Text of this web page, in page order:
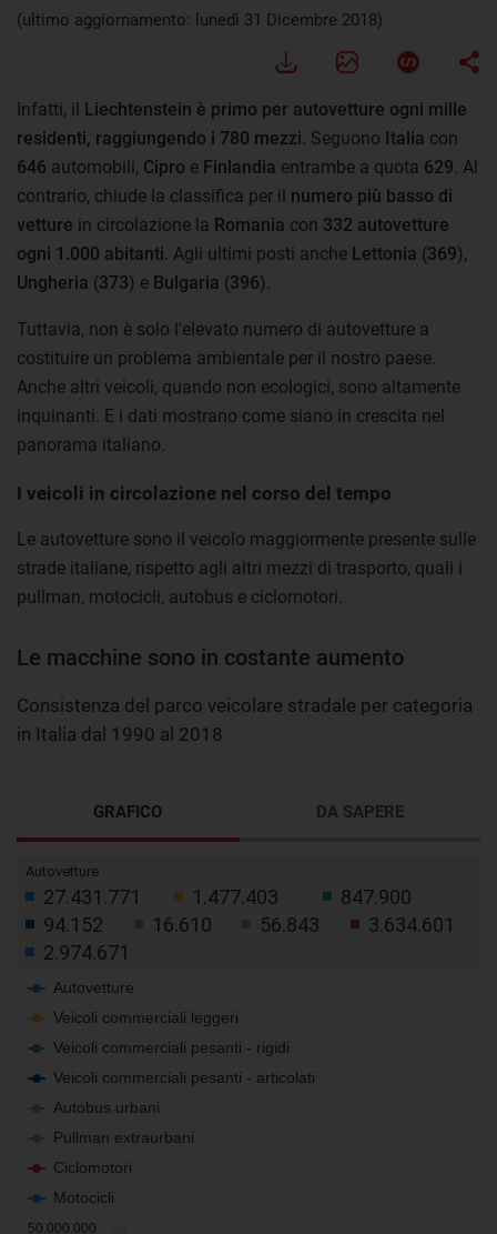
(ultimo aggiornamento: lunedì 31 Dicembre 2018)
Infatti, il Liechtenstein è primo per autovetture ogni mille
residenti, raggiungendo i 780 mezzi . Seguono Italia con
646 automobili, Cipro e Finlandia entrambe a quota 629 . Al
contrario, chiude la classifica per il numero più basso di
vetture in circolazione la Romania con 332 autovetture
ogni 1.000 abitanti . Agli ultimi posti anche Lettonia (369),
Ungheria (373) e Bulgaria (396).
Tuttavia, non è solo l'elevato numero di autovetture a
costituire un problema ambientale per il nostro paese.
Anche altri veicoli, quando non ecologici, sono altamente
inquinanti. E i dati mostrano come siano in crescita nel
panorama italiano.
I veicoli in circolazione nel corso del tempo
Le autovetture sono il veicolo maggiormente presente sulle
strade italiane, rispetto agli altri mezzi di trasporto, quali i
pullman, motocicli, autobus e ciclomotori.
Le macchine sono in costante aumento
Consistenza del parco veicolare stradale per categoria
in Italia dal 1990 al 2018
GRAFICO DA SAPERE